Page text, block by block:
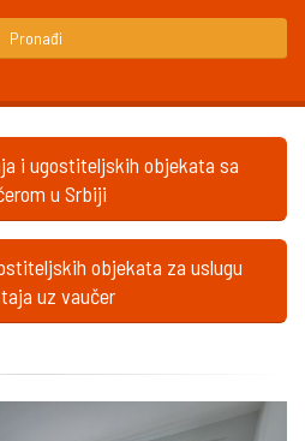
Pronađi
i ugostiteljskih objekata sa
u Srbiji
objekata za uslugu
uz vaučer